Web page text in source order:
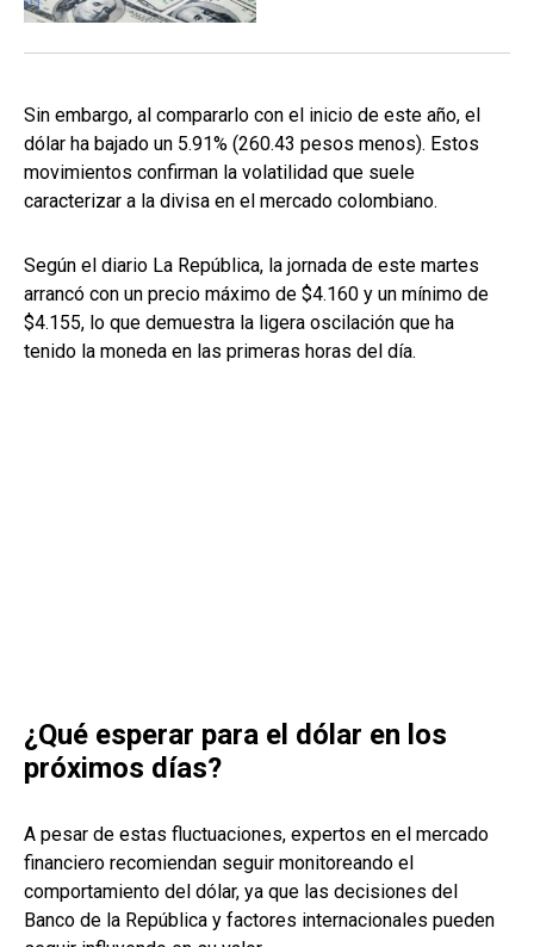
Sin embargo, al compararlo con el inicio de este año, el
dólar ha bajado un 5.91% (260.43 pesos menos). Estos
movimientos confirman la volatilidad que suele
caracterizar a la divisa en el mercado colombiano.
Según el diario La República, la jornada de este martes
arrancó con un precio máximo de $4.160 y un mínimo de
$4.155, lo que demuestra la ligera oscilación que ha
tenido la moneda en las primeras horas del día.
¿Qué esperar para el dólar en los
próximos días?
A pesar de estas fluctuaciones, expertos en el mercado
financiero recomiendan seguir monitoreando el
comportamiento del dólar, ya que las decisiones del
Banco de la República y factores internacionales pueden